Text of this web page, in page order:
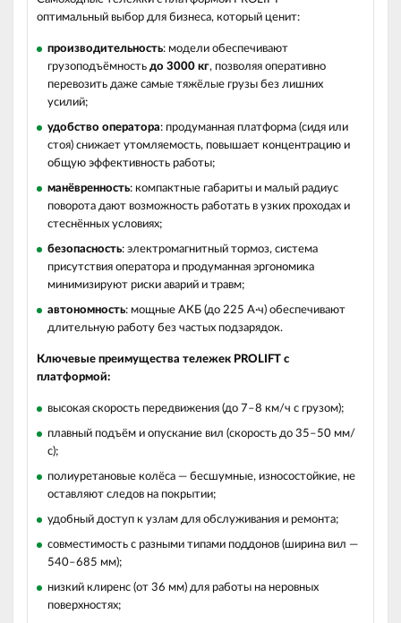
оптимальный выбор для бизнеса, который ценит:
производительность: модели обеспечивают
грузоподъёмность до 3000 кг, позволяя оперативно
перевозить даже самые тяжёлые грузы без лишних
усилий;
удобство оператора: продуманная платформа (сидя или
стоя) снижает утомляемость, повышает концентрацию и
общую эффективность работы;
манёвренность: компактные габариты и малый радиус
поворота дают возможность работать в узких проходах и
стеснённых условиях;
безопасность: электромагнитный тормоз, система
присутствия оператора и продуманная эргономика
минимизируют риски аварий и травм;
автономность: мощные АКБ (до 225 А·ч) обеспечивают
длительную работу без частых подзарядок.
Ключевые преимущества тележек PROLIFT с
платформой:
высокая скорость передвижения (до 7–8 км/ч с грузом);
плавный подъём и опускание вил (скорость до 35–50 мм/
с);
полиуретановые колёса — бесшумные, износостойкие, не
оставляют следов на покрытии;
удобный доступ к узлам для обслуживания и ремонта;
совместимость с разными типами поддонов (ширина вил —
540–685 мм);
низкий клиренс (от 36 мм) для работы на неровных
поверхностях;